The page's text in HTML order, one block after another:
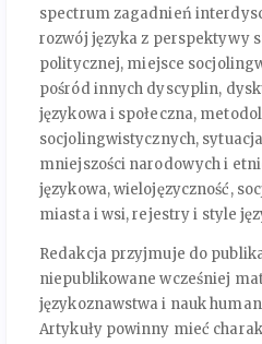
spectrum zagadnień
rozwój języka z perspektywy
politycznej, miejsce
pośród innych dyscyplin,
językowa i społeczna,
socjolingwistycznych,
mniejszości narodowych i
językowa, wielojęzyczność,
miasta i wsi, rejestry i style
Redakcja przyjmuje do
niepublikowane wcześniej
językoznawstwa i nauk
Artykuły powinny mieć